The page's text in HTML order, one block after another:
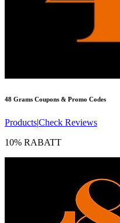
48 Grams Coupons & Promo Codes
Products|Check Reviews
10% RABATT